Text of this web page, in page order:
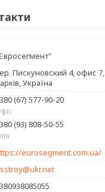
Пискуновский 4, офис 7,
Україна
(67) 577-90-20
(93) 808-50-55
eurosegment.com.ua/